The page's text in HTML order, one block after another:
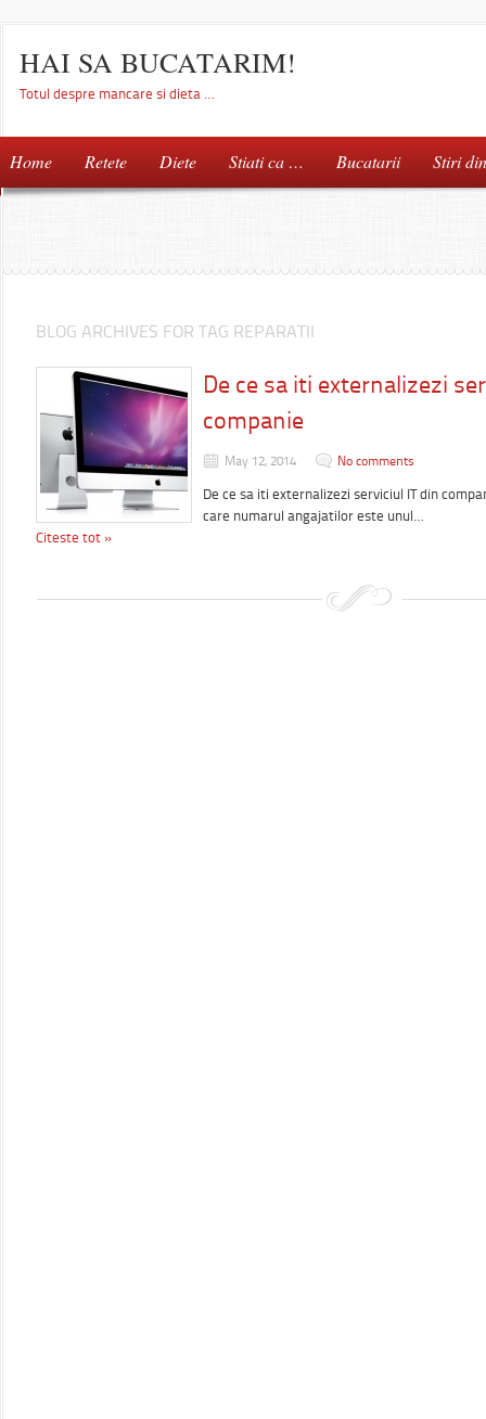
HAI SA BUCATARIM!
Totul despre mancare si dieta …
Home Retete Diete Stiati ca … Bucatarii Stiri
BLOG ARCHIVES FOR TAG REPARATII
De ce sa iti externalizezi
companie
May 12, 2014 No comments
De ce sa iti externalizezi serviciul IT din
care numarul angajatilor este unul…
Citeste tot »